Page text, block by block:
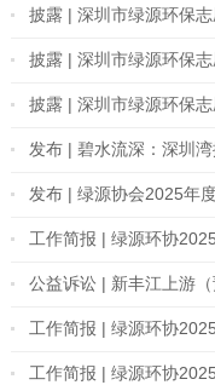
披露 | 深圳市绿源环保
披露 | 深圳市绿源环保
披露 | 深圳市绿源环保
发布 | 碧水流深：深圳
发布 | 绿源协会2025年
工作简报 | 绿源环协
公益诉讼 | 新丰江上游
工作简报 | 绿源环协
工作简报 | 绿源环协